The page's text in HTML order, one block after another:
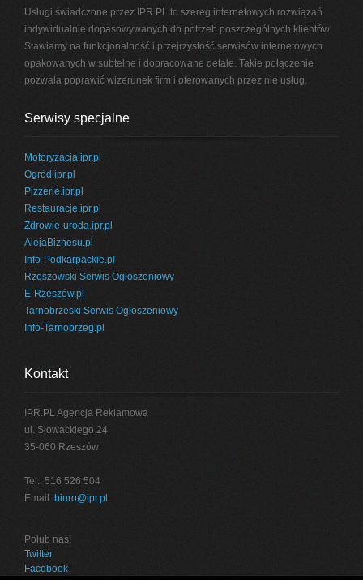
Usługi świadczone przez IPR.PL to szereg internetowych rozwiązań
indywidualnie dopasowywanych do potrzeb poszczególnych klientów.
Stawiamy na funkcjonalność i przejrzystość serwisów internetowych
opakowanych w subtelne i dopracowane detale. Takie połączenie
pozwala poprawić wizerunek firm i oferowanych przez nie usług.
Serwisy specjalne
Motoryzacja.ipr.pl
Ogród.ipr.pl
Pizzerie.ipr.pl
Restauracje.ipr.pl
Zdrowie-uroda.ipr.pl
AlejaBiznesu.pl
Info-Podkarpackie.pl
Rzeszowski Serwis Ogłoszeniowy
E-Rzeszów.pl
Tarnobrzeski Serwis Ogłoszeniowy
Info-Tarnobrzeg.pl
Kontakt
IPR.PL Agencja Reklamowa
ul. Słowackiego 24
35-060 Rzeszów
Tel.: 516 526 504
Email: biuro@ipr.pl
Polub nas!
Twitter
Facebook